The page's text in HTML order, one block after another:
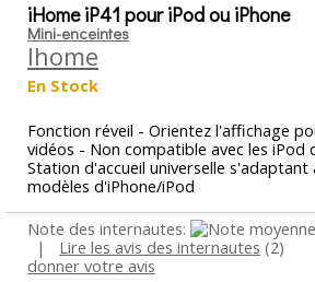
iHome iP41 pour iPod ou iPhone
Mini-enceintes
Ihome
En Stock
Fonction réveil - Orientez l'affichage
vidéos - Non compatible avec les iPod
Station d'accueil universelle
modèles d'iPhone/iPod
Note des internautes:
|
Lire les avis des internautes (2)
donner votre avis